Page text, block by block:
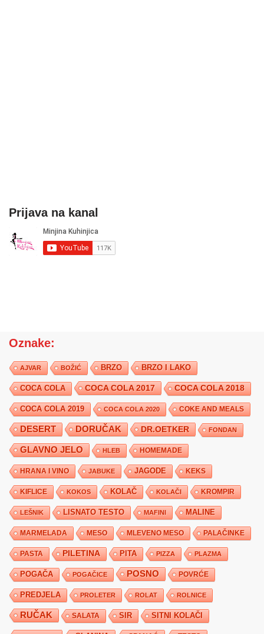
Prijava na kanal
Oznake:
AJVAR BOŽIĆ BRZO BRZO I LAKO
COCA COLA COCA COLA 2017 COCA COLA 2018
COCA COLA 2019 COCA COLA 2020 COKE AND MEALS
DESERT DORUČAK DR.OETKER FONDAN
GLAVNO JELO HLEB HOMEMADE
HRANA I VINO JABUKE JAGODE KEKS
KIFLICE KOKOS KOLAČ KOLAČI KROMPIR
LEŠNIK LISNATO TESTO MAFINI MALINE
MARMELADA MESO MLEVENO MESO PALAČINKE
PASTA PILETINA PITA PIZZA PLAZMA
POGAČA POGAČICE POSNO POVRĆE
PREDJELA PROLETER ROLAT ROLNICE
RUČAK SALATA SIR SITNI KOLAČI